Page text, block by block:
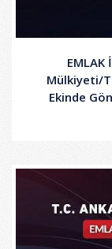
EMLAK
Mülkiyeti/
Ekinde
Bulunan